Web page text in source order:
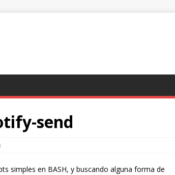
send
simples en BASH, y buscando alguna forma de